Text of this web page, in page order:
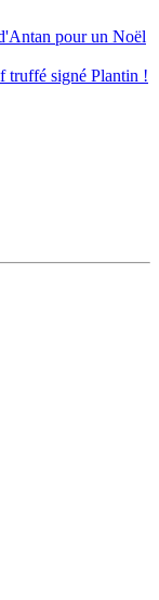
pour un Noël
truffé signé Plantin !